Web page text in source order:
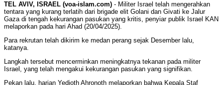
TEL AVIV, ISRAEL (voa-islam.com) - Militer Israel telah mengerahkan
tentara yang kurang terlatih dari brigade elit Golani dan Givati ​​ke Jalur
Gaza di tengah kekurangan pasukan yang kritis, penyiar publik Israel KAN
melaporkan pada hari Ahad (20/04/2025).
Para rekrutan telah dikirim ke medan perang sejak Desember lalu,
katanya.
Langkah tersebut mencerminkan meningkatnya tekanan pada militer
Israel, yang telah mengakui kekurangan pasukan yang signifikan.
Pekan lalu, harian Yedioth Ahronoth melaporkan bahwa Kepala Staf